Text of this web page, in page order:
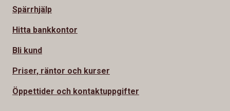
Spärrhjälp
Hitta bankkontor
Bli kund
Priser, räntor och kurser
Öppettider och kontaktuppgifter